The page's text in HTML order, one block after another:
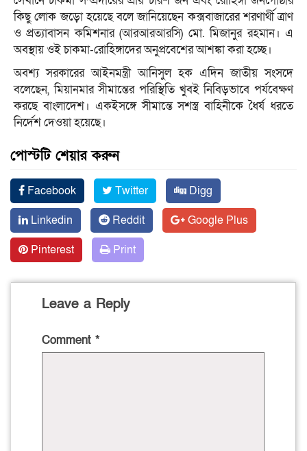
কিছু লোক জড়ো হয়েছে বলে জানিয়েছেন কক্সবাজারের শরণার্থী ত্রাণ
ও প্রত্যাবাসন কমিশনার (আরআরআরসি) মো. মিজানুর রহমান। এ
অবস্থায় ওই চাকমা-রোহিঙ্গাদের অনুপ্রবেশের আশঙ্কা করা হচ্ছে।
অবশ্য সরকারের আইনমন্ত্রী আনিসুল হক এদিন জাতীয় সংসদে
বলেছেন, মিয়ানমার সীমান্তের পরিস্থিতি খুবই নিবিড়ভাবে পর্যবেক্ষণ
করছে বাংলাদেশ। একইসঙ্গে সীমান্তে সশস্ত্র বাহিনীকে ধৈর্য ধরতে
নির্দেশ দেওয়া হয়েছে।
পোস্টটি শেয়ার করুন
Facebook Twitter
Digg
Linkedin
Reddit
Google Plus
Pinterest
Print
Leave a Reply
Comment *